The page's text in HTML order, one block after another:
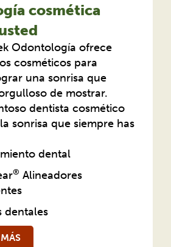
cosmética
Odontología ofrece
cosméticos para
una sonrisa que
de mostrar.
dentista cosmético
sonrisa que siempre has
dental
® Alineadores
dentales